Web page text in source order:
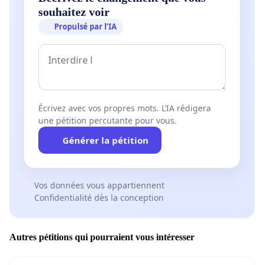
souhaitez voir
Propulsé par l’IA
Écrivez avec vos propres mots. L’IA rédigera
une pétition percutante pour vous.
Générer la pétition
Vos données vous appartiennent
Confidentialité dès la conception
Autres pétitions qui pourraient vous intéresser